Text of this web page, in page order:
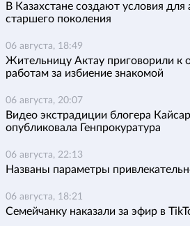
В Казахстане создают условия
старшего поколения
06 августа, 18:49
Жительницу Актау приговорили к
работам за избиение знакомой
06 августа, 20:07
Видео экстрадиции блогера
опубликовала Генпрокуратура
06 августа, 22:13
Названы параметры
06 августа, 18:21
Семейчанку наказали за эфир в